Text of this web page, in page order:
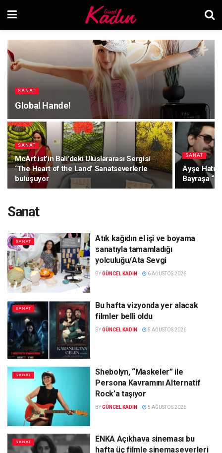
SANAT
Global Hande!
SANAT
McArt.ist’in Bali’deki Uluslararası Sergisi
‘The Heart of the Land’ Sanatseverlerle
buluşuyor
SANAT
Ayşe
Bayraşa
Sanat
SANAT
Atık kağıdın el işi ve boyama
sanatıyla tamamladığı
yolculuğu/Ata Sevgi
BYGÜNCEL KADIN 6 AĞUSTOS 2026
SANAT
Bu hafta vizyonda yer alacak
filmler belli oldu
BYGÜNCEL KADIN 5 AĞUSTOS 2026
SANAT
Shebolyn, “Maskeler” ile
Persona Kavramını Alternatif
Rock’a taşıyor
BYGÜNCEL KADIN 5 AĞUSTOS 2026
SANAT
ENKA Açıkhava sineması bu
hafta üç filmle sinemaseverleri